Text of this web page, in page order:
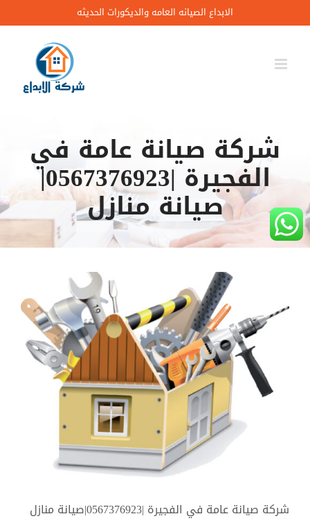
to
content
الابداع الصيانه العامه والديكورات الحديثه
شركة صيانة عامة في
الفجيرة |0567376923|
صيانة منازل
صورة
شركة صيانة عامة في الفجيرة |0567376923|صيانة منازل